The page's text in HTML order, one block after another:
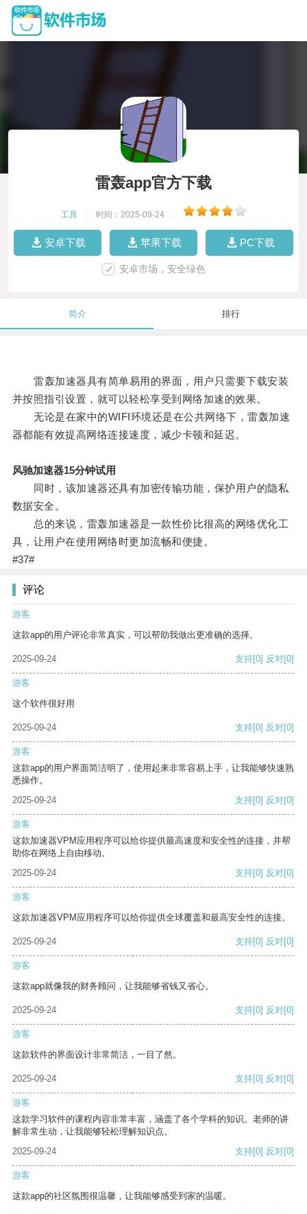
雷轰app官方下载
工具 时间：2025-09-24
安卓下载 苹果下载 PC下载
安卓市场，安全绿色
简介 排行
雷轰加速器具有简单易用的界面，用户只需要下载安装
并按照指引设置，就可以轻松享受到网络加速的效果。
无论是在家中的WIFI环境还是在公共网络下，雷轰加速
器都能有效提高网络连接速度，减少卡顿和延迟。
风驰加速器15分钟试用
同时，该加速器还具有加密传输功能，保护用户的隐私
数据安全。
总的来说，雷轰加速器是一款性价比很高的网络优化工
具，让用户在使用网络时更加流畅和便捷。
#37#
评论
游客
这款app的用户评论非常真实，可以帮助我做出更准确的选择。
2025-09-24 支持[0] 反对[0]
游客
这个软件很好用
2025-09-24 支持[0] 反对[0]
游客
这款app的用户界面简洁明了，使用起来非常容易上手，让我能够快速熟
悉操作。
2025-09-24
支持[0] 反对[0]
游客
这款加速器VPM应用程序可以给你提供最高速度和安全性的连接，并帮
助你在网络上自由移动。
2025-09-24
支持[0] 反对[0]
游客
这款加速器VPM应用程序可以给你提供全球覆盖和最高安全性的连接。
2025-09-24 支持[0] 反对[0]
游客
这款app就像我的财务顾问，让我能够省钱又省心。
2025-09-24 支持[0] 反对[0]
游客
这款软件的界面设计非常简洁，一目了然。
2025-09-24 支持[0] 反对[0]
游客
这款学习软件的课程内容非常丰富，涵盖了各个学科的知识。老师的讲
解非常生动，让我能够轻松理解知识点。
2025-09-24
支持[0] 反对[0]
游客
这款app的社区氛围很温馨，让我能够感受到家的温暖。